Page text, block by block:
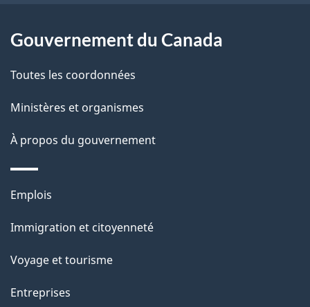
d
e
p
a
site
Gouvernement du Canada
Toutes les coordonnées
Ministères et organismes
À propos du gouvernement
Thèmes
sujets
Emplois
Immigration et citoyenneté
Voyage et tourisme
Entreprises